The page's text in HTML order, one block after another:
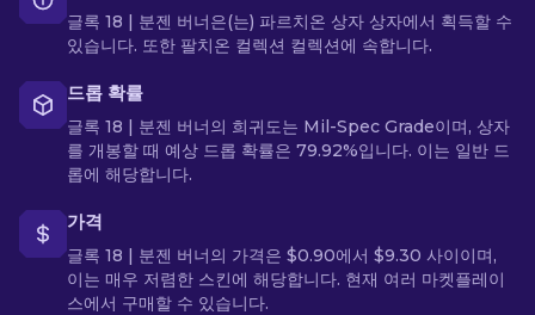
글록 18 | 분젠 버너은(는) 파르치온 상자 상자에서 획득할 수
있습니다. 또한 팔치온 컬렉션 컬렉션에 속합니다.
드롭 확률
글록 18 | 분젠 버너의 희귀도는 Mil-Spec Grade이며, 상자
를 개봉할 때 예상 드롭 확률은 79.92%입니다. 이는 일반 드
롭에 해당합니다.
가격
글록 18 | 분젠 버너의 가격은 $0.90에서 $9.30 사이이며,
이는 매우 저렴한 스킨에 해당합니다. 현재 여러 마켓플레이
스에서 구매할 수 있습니다.